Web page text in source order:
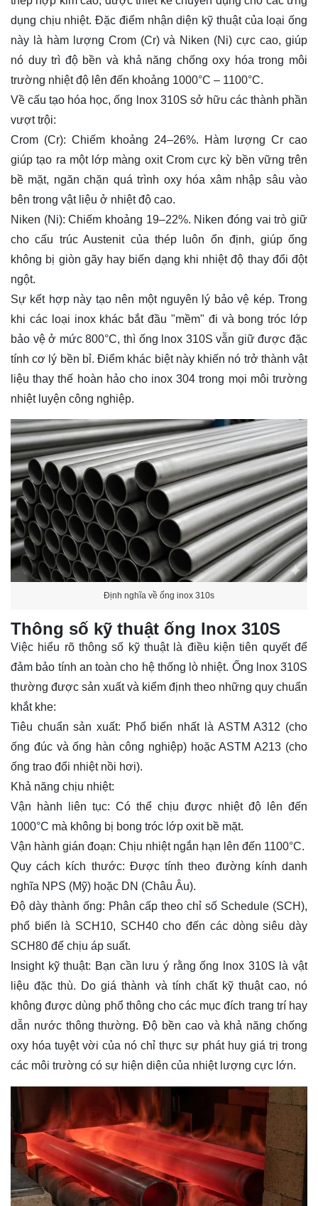
dụng chịu nhiệt. Đặc điểm nhận diện kỹ thuật của loại ống
này là hàm lượng Crom (Cr) và Niken (Ni) cực cao, giúp
nó duy trì độ bền và khả năng chống oxy hóa trong môi
trường nhiệt độ lên đến khoảng 1000°C – 1100°C.
Về cấu tạo hóa học, ống lnox 310S sở hữu các thành phần
vượt trội:
Crom (Cr): Chiếm khoảng 24–26%. Hàm lượng Cr cao
giúp tạo ra một lớp màng oxit Crom cực kỳ bền vững trên
bề mặt, ngăn chặn quá trình oxy hóa xâm nhập sâu vào
bên trong vật liệu ở nhiệt độ cao.
Niken (Ni): Chiếm khoảng 19–22%. Niken đóng vai trò giữ
cho cấu trúc Austenit của thép luôn ổn định, giúp ống
không bị giòn gãy hay biến dạng khi nhiệt độ thay đổi đột
ngột.
Sự kết hợp này tạo nên một nguyên lý bảo vệ kép. Trong
khi các loại inox khác bắt đầu "mềm" đi và bong tróc lớp
bảo vệ ở mức 800°C, thì ống lnox 310S vẫn giữ được đặc
tính cơ lý bền bỉ. Điểm khác biệt này khiến nó trở thành vật
liệu thay thế hoàn hảo cho inox 304 trong mọi môi trường
nhiệt luyện công nghiệp.
Định nghĩa về ống inox 310s
Thông số kỹ thuật ống lnox 310S
Việc hiểu rõ thông số kỹ thuật là điều kiện tiên quyết để
đảm bảo tính an toàn cho hệ thống lò nhiệt. Ống lnox 310S
thường được sản xuất và kiểm định theo những quy chuẩn
khắt khe:
Tiêu chuẩn sản xuất: Phổ biến nhất là ASTM A312 (cho
ống đúc và ống hàn công nghiệp) hoặc ASTM A213 (cho
ống trao đổi nhiệt nồi hơi).
Khả năng chịu nhiệt:
Vận hành liên tục: Có thể chịu được nhiệt độ lên đến
1000°C mà không bị bong tróc lớp oxit bề mặt.
Vận hành gián đoạn: Chịu nhiệt ngắn hạn lên đến 1100°C.
Quy cách kích thước: Được tính theo đường kính danh
nghĩa NPS (Mỹ) hoặc DN (Châu Âu).
Độ dày thành ống: Phân cấp theo chỉ số Schedule (SCH),
phổ biến là SCH10, SCH40 cho đến các dòng siêu dày
SCH80 để chịu áp suất.
Insight kỹ thuật: Bạn cần lưu ý rằng ống lnox 310S là vật
liệu đặc thù. Do giá thành và tính chất kỹ thuật cao, nó
không được dùng phổ thông cho các mục đích trang trí hay
dẫn nước thông thường. Độ bền cao và khả năng chống
oxy hóa tuyệt vời của nó chỉ thực sự phát huy giá trị trong
các môi trường có sự hiện diện của nhiệt lượng cực lớn.